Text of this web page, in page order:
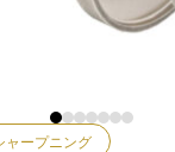
ャープニング